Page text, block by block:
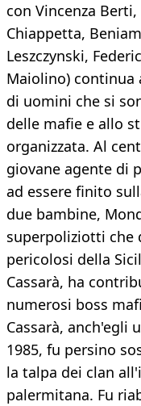
con Vincenza
Chiappetta,
Leszczynski,
Maiolino) continua
di uomini che si
delle mafie e allo
organizzata. Al
giovane agente di
ad essere finito
due bambine,
superpoliziotti che
pericolosi della
Cassarà, ha
numerosi boss
Cassarà, anch'egli
1985, fu persino
la talpa dei clan
palermitana. Fu